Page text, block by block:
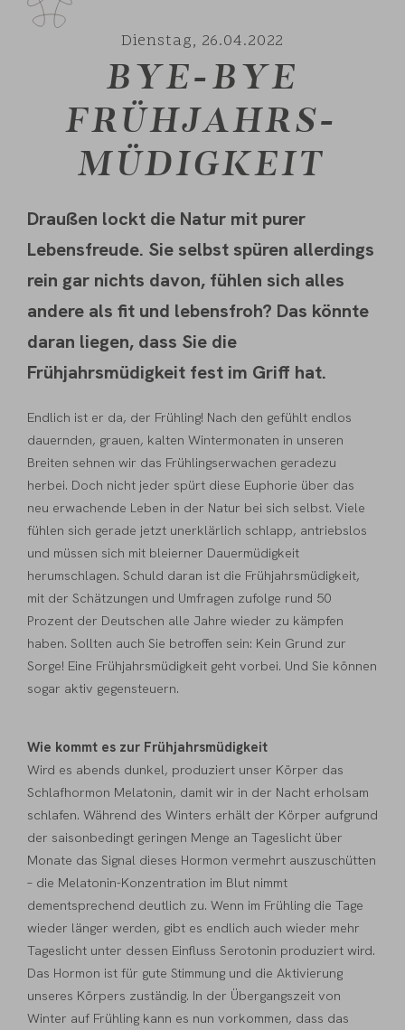
Dienstag, 26.04.2022
BYE-BYE
FRÜHJAHRS-
MÜDIGKEIT
Draußen lockt die Natur mit purer
Lebensfreude. Sie selbst spüren allerdings
rein gar nichts davon, fühlen sich alles
andere als fit und lebensfroh? Das könnte
daran liegen, dass Sie die
Frühjahrsmüdigkeit fest im Griff hat.
Endlich ist er da, der Frühling! Nach den gefühlt endlos
dauernden, grauen, kalten Wintermonaten in unseren
Breiten sehnen wir das Frühlingserwachen geradezu
herbei. Doch nicht jeder spürt diese Euphorie über das
neu erwachende Leben in der Natur bei sich selbst. Viele
fühlen sich gerade jetzt unerklärlich schlapp, antriebslos
und müssen sich mit bleierner Dauermüdigkeit
herumschlagen. Schuld daran ist die Frühjahrsmüdigkeit,
mit der Schätzungen und Umfragen zufolge rund 50
Prozent der Deutschen alle Jahre wieder zu kämpfen
haben. Sollten auch Sie betroffen sein: Kein Grund zur
Sorge! Eine Frühjahrsmüdigkeit geht vorbei. Und Sie können
sogar aktiv gegensteuern.
Wie kommt es zur Frühjahrsmüdigkeit
Wird es abends dunkel, produziert unser Körper das
Schlafhormon Melatonin, damit wir in der Nacht erholsam
schlafen. Während des Winters erhält der Körper aufgrund
der saisonbedingt geringen Menge an Tageslicht über
Monate das Signal dieses Hormon vermehrt auszuschütten
– die Melatonin-Konzentration im Blut nimmt
dementsprechend deutlich zu. Wenn im Frühling die Tage
wieder länger werden, gibt es endlich auch wieder mehr
Tageslicht unter dessen Einfluss Serotonin produziert wird.
Das Hormon ist für gute Stimmung und die Aktivierung
unseres Körpers zuständig. In der Übergangszeit von
Winter auf Frühling kann es nun vorkommen, dass das